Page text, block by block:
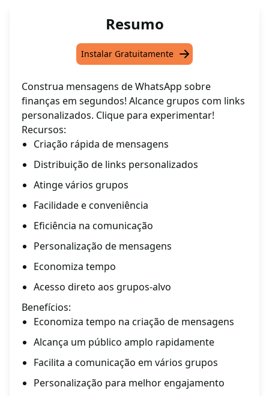
Resumo
Instalar Gratuitamente
Construa mensagens de WhatsApp sobre
finanças em segundos! Alcance grupos com links
personalizados. Clique para experimentar!
Recursos:
Criação rápida de mensagens
Distribuição de links personalizados
Atinge vários grupos
Facilidade e conveniência
Eficiência na comunicação
Personalização de mensagens
Economiza tempo
Acesso direto aos grupos-alvo
Benefícios:
Economiza tempo na criação de mensagens
Alcança um público amplo rapidamente
Facilita a comunicação em vários grupos
Personalização para melhor engajamento